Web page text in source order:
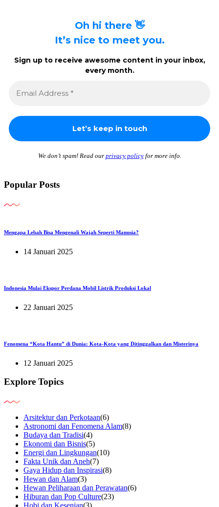
Oh hi there 👋
It’s nice to meet you.
Sign up to receive awesome content in your inbox,
every month.
We don’t spam! Read our privacy policyfor more info.
Popular Posts
Mengapa Lebah Bisa Mengenali Wajah Seperti Manusia?
14 Januari 2025
Indonesia Mulai Ekspor Perdana Mobil Listrik Produksi Lokal
22 Januari 2025
Fenomena “Kota Hantu” di Dunia: Kota-Kota yang Ditinggalkan dan Misterinya
12 Januari 2025
Explore Topics
Arsitektur dan Perkotaan(6)
Astronomi dan Fenomena Alam(8)
Budaya dan Tradisi(4)
Ekonomi dan Bisnis(5)
Energi dan Lingkungan(10)
Fakta Unik dan Aneh(7)
Gaya Hidup dan Inspirasi(8)
Hewan dan Alam(3)
Hewan Peliharaan dan Perawatan(6)
Hiburan dan Pop Culture(23)
Hobi dan Kesenian(3)